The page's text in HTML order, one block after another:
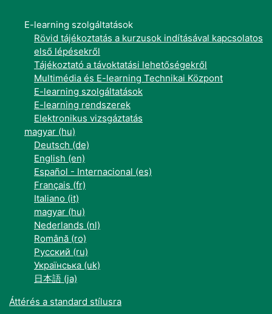
E-learning szolgáltatások
Rövid tájékoztatás a kurzusok indításával kapcsolatos
első lépésekről
Tájékoztató a távoktatási lehetőségekről
Multimédia és E-learning Technikai Központ
E-learning szolgáltatások
E-learning rendszerek
Elektronikus vizsgáztatás
magyar ‎(hu)‎
Deutsch ‎(de)‎
English ‎(en)‎
Español - Internacional ‎(es)‎
Français ‎(fr)‎
Italiano ‎(it)‎
magyar ‎(hu)‎
Nederlands ‎(nl)‎
Română ‎(ro)‎
Русский ‎(ru)‎
Українська ‎(uk)‎
日本語 ‎(ja)‎
Áttérés a standard stílusra